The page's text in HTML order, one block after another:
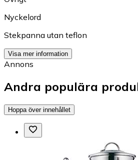
Nyckelord
Stekpanna utan teflon
Visa mer information
Annons
Andra populära
Hoppa över innehållet